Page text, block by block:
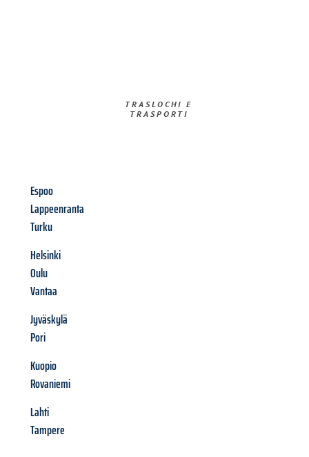
TRASLOCHI E
TRASPORTI​
Espoo
Lappeenranta
Turku
Helsinki
Oulu
Vantaa
Jyväskylä
Pori
Kuopio
Rovaniemi
Lahti
Tampere